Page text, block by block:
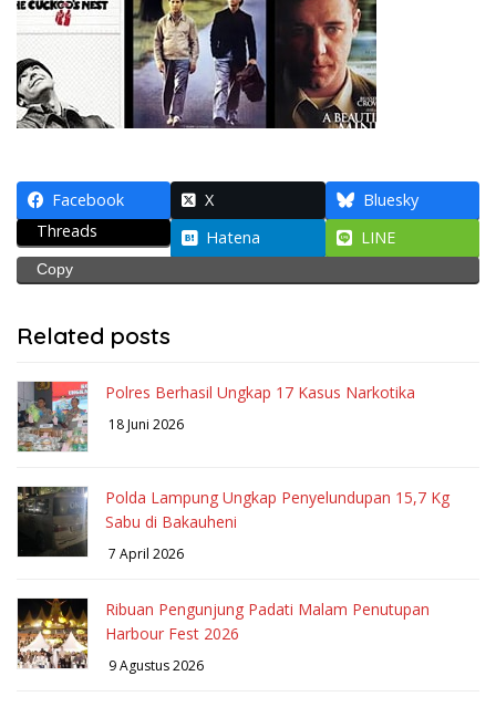
Facebook X
Bluesky
Threads
Hatena LINE
Copy
Related posts
Polres Berhasil Ungkap 17 Kasus Narkotika
18 Juni 2026
Polda Lampung Ungkap Penyelundupan 15,7 Kg
Sabu di Bakauheni
7 April 2026
Ribuan Pengunjung Padati Malam Penutupan
Harbour Fest 2026
9 Agustus 2026